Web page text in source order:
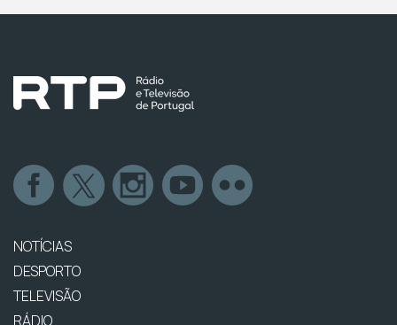
NOTÍCIAS
DESPORTO
TELEVISÃO
RÁDIO